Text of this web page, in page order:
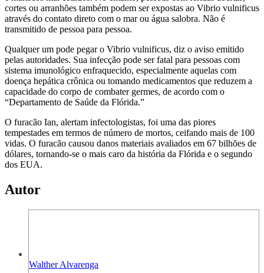
cortes ou arranhões também podem ser expostas ao Vibrio vulnificus
através do contato direto com o mar ou água salobra. Não é
transmitido de pessoa para pessoa.
Qualquer um pode pegar o Vibrio vulnificus, diz o aviso emitido
pelas autoridades. Sua infecção pode ser fatal para pessoas com
sistema imunológico enfraquecido, especialmente aquelas com
doença hepática crônica ou tomando medicamentos que reduzem a
capacidade do corpo de combater germes, de acordo com o
“Departamento de Saúde da Flórida.”
O furacão Ian, alertam infectologistas, foi uma das piores
tempestades em termos de número de mortos, ceifando mais de 100
vidas. O furacão causou danos materiais avaliados em 67 bilhões de
dólares, tornando-se o mais caro da história da Flórida e o segundo
dos EUA.
Autor
Walther Alvarenga